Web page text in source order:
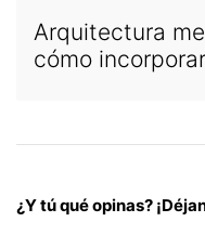
Arquitectura
cómo
¿Y tú qué opinas?